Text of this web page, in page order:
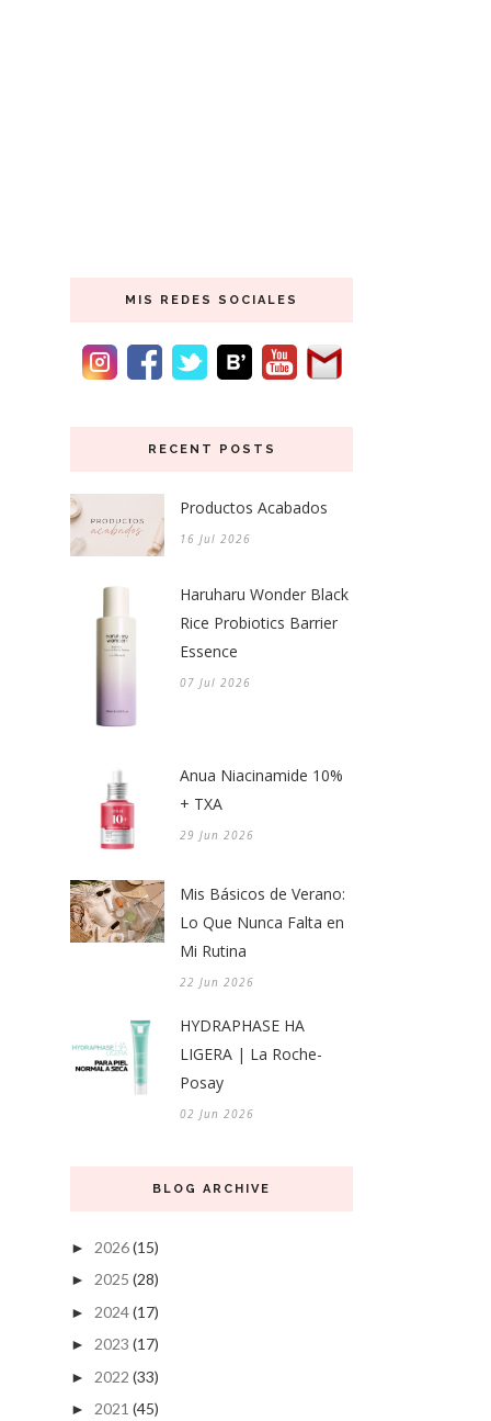
MIS REDES SOCIALES
RECENT POSTS
Productos Acabados
16 Jul 2026
Haruharu Wonder Black
Rice Probiotics Barrier
Essence
07 Jul 2026
Anua Niacinamide 10%
+ TXA
29 Jun 2026
Mis Básicos de Verano:
Lo Que Nunca Falta en
Mi Rutina
22 Jun 2026
HYDRAPHASE HA
LIGERA | La Roche-
Posay
02 Jun 2026
BLOG ARCHIVE
► 2026(15)
► 2025 (28)
► 2024(17)
► 2023 (17)
► 2022 (33)
► 2021 (45)